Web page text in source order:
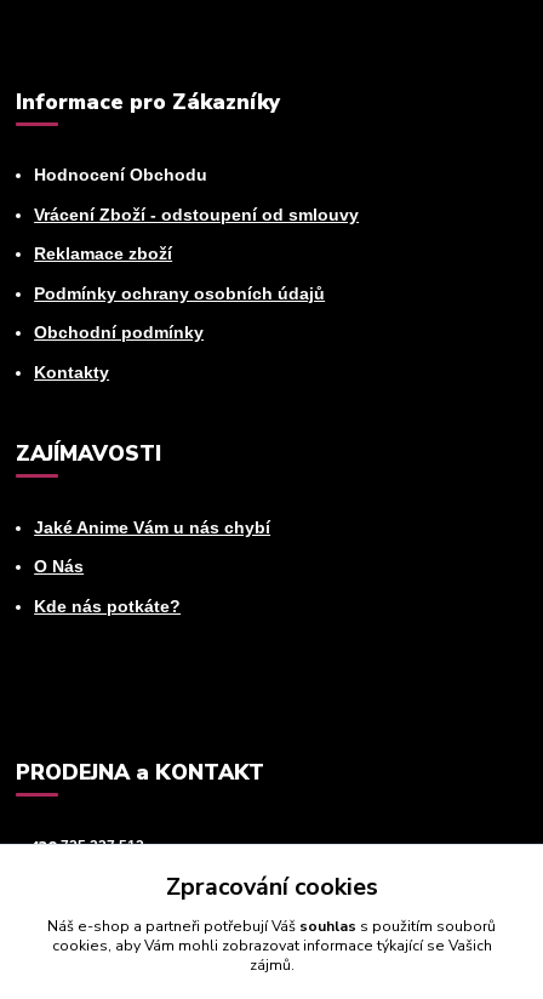
Informace pro Zákazníky
Hodnocení Obchodu
Vrácení Zboží - odstoupení od smlouvy
Reklamace zboží
Podmínky ochrany osobních údajů
Obchodní podmínky
Kontakty
ZAJÍMAVOSTI
Jaké Anime Vám u nás chybí
O Nás
Kde nás potkáte?
PRODEJNA a KONTAKT
+420725 237 512
Zpracování cookies
Náš e-shop a partneři potřebují Váš souhlas s použitím souborů
cookies, aby Vám mohli zobrazovat informace týkající se Vašich
zájmů.